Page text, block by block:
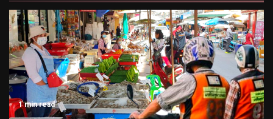
1 min read